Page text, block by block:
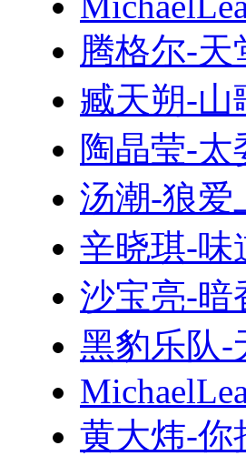
腾格尔-天
臧天朔-山
陶晶莹-太
汤潮-狼爱
辛晓琪-味
沙宝亮-暗
黑豹乐队-
黄大炜-你